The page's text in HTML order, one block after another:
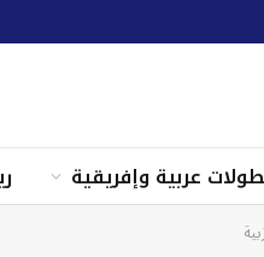
عربية وإفريقية